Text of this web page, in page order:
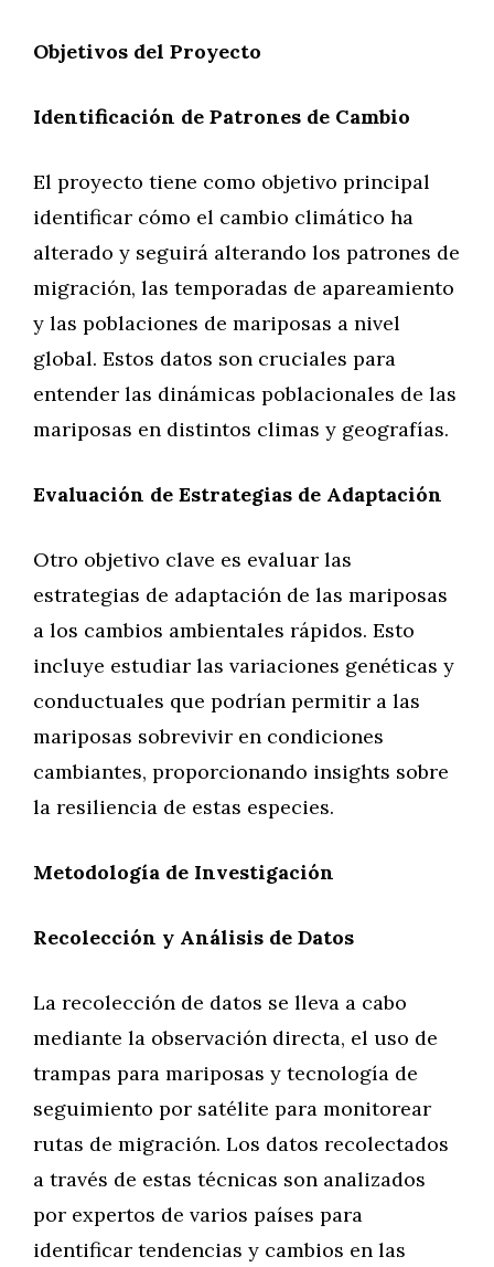
Objetivos del Proyecto
Identificación de Patrones de Cambio
El proyecto tiene como objetivo principal
identificar cómo el cambio climático ha
alterado y seguirá alterando los patrones de
migración, las temporadas de apareamiento
y las poblaciones de mariposas a nivel
global. Estos datos son cruciales para
entender las dinámicas poblacionales de las
mariposas en distintos climas y geografías.
Evaluación de Estrategias de Adaptación
Otro objetivo clave es evaluar las
estrategias de adaptación de las mariposas
a los cambios ambientales rápidos. Esto
incluye estudiar las variaciones genéticas y
conductuales que podrían permitir a las
mariposas sobrevivir en condiciones
cambiantes, proporcionando insights sobre
la resiliencia de estas especies.
Metodología de Investigación
Recolección y Análisis de Datos
La recolección de datos se lleva a cabo
mediante la observación directa, el uso de
trampas para mariposas y tecnología de
seguimiento por satélite para monitorear
rutas de migración. Los datos recolectados
a través de estas técnicas son analizados
por expertos de varios países para
identificar tendencias y cambios en las